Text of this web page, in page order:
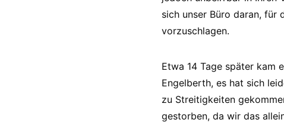
sich unser Büro daran, für
vorzuschlagen.
Etwa 14 Tage später kam
Engelberth, es hat sich
zu Streitigkeiten
gestorben, da wir das